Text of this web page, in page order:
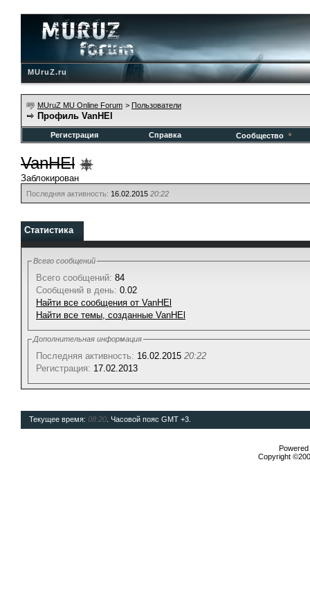
MUruZ.ru
MUruZ MU Online Forum > Пользователи
Профиль VanHEl
Регистрация Справка Сообщество
VanHEl
Заблокирован
Последняя активность: 16.02.2015 20:22
Статистика
Всего сообщений
Всего сообщений: 84
Сообщений в день: 0.02
Найти все сообщения от VanHEl
Найти все темы, созданные VanHEl
Дополнительная информация
Последняя активность: 16.02.2015 20:22
Регистрация: 17.02.2013
Текущее время: 08:20 . Часовой пояс GMT +3.
Copyright